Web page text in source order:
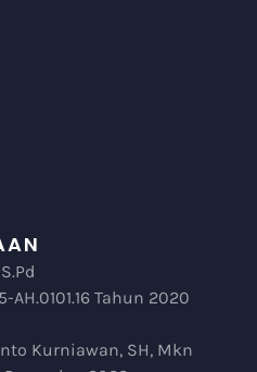
AH.0101.16 Tahun 2020
Kurniawan, SH, Mkn